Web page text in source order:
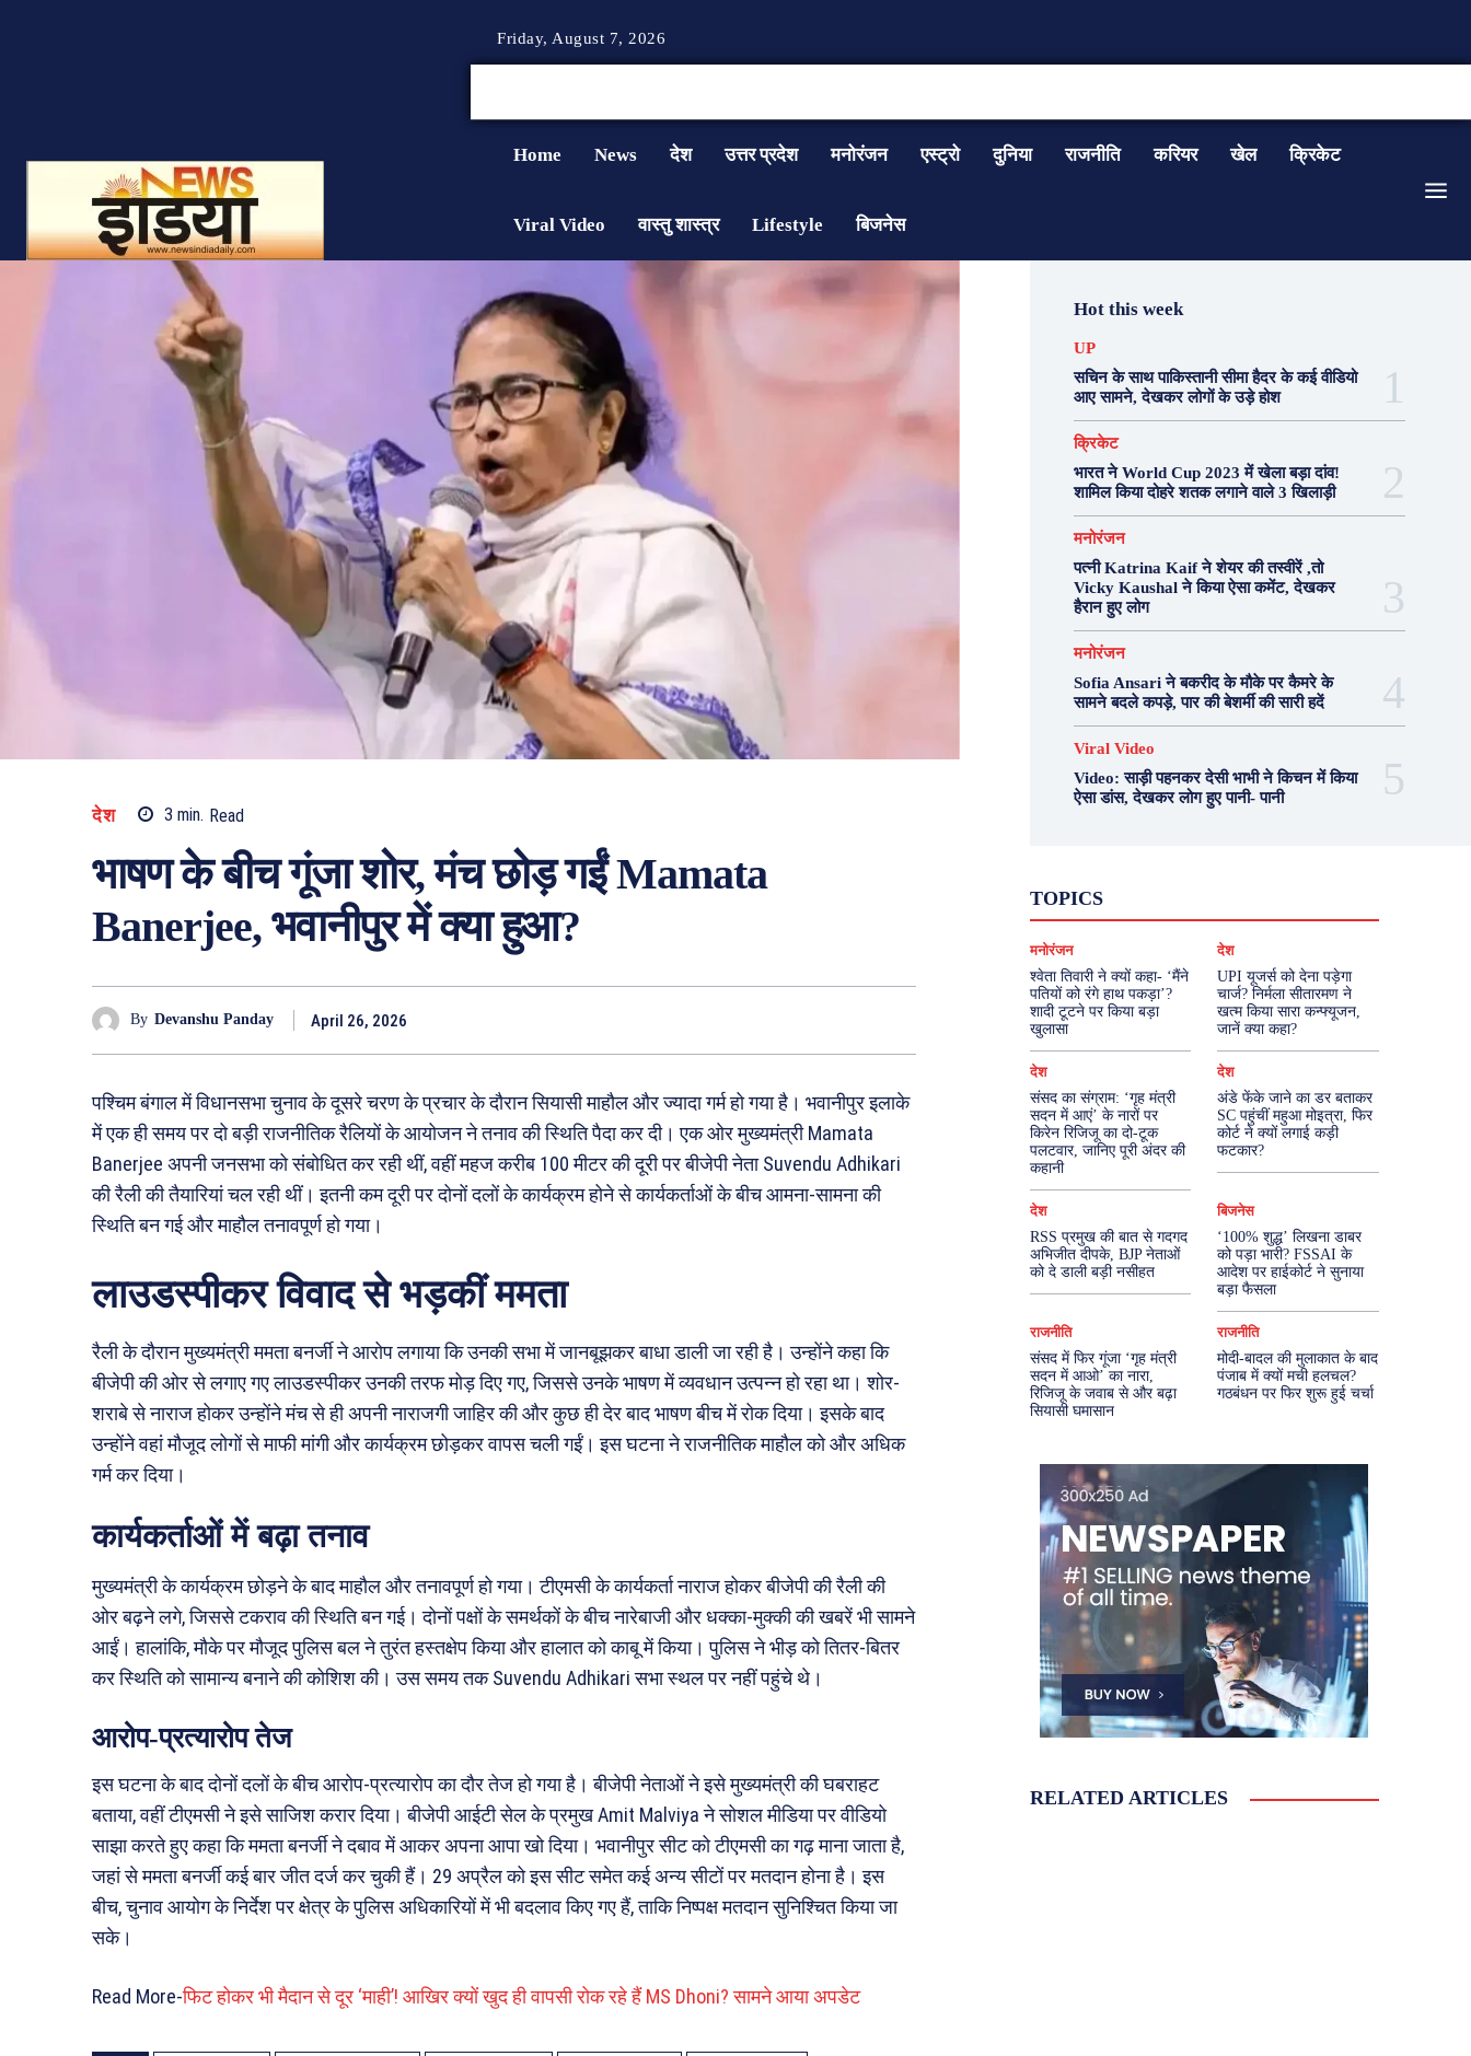
Friday, August 7, 2026
Home News देश उत्तर प्रदेश मनोरंजन एस्ट्रो दुनिया राजनीति करियर खेल क्रिकेट
Viral Video वास्तु शास्त्र Lifestyle बिजनेस
देश 3 min. Read
भाषण के बीच गूंजा शोर, मंच छोड़ गईं Mamata
Banerjee, भवानीपुर में क्या हुआ?
By Devanshu Panday April 26, 2026
पश्चिम बंगाल में विधानसभा चुनाव के दूसरे चरण के प्रचार के दौरान सियासी माहौल और ज्यादा गर्म हो गया है। भवानीपुर इलाके
में एक ही समय पर दो बड़ी राजनीतिक रैलियों के आयोजन ने तनाव की स्थिति पैदा कर दी। एक ओर मुख्यमंत्री Mamata
Banerjee अपनी जनसभा को संबोधित कर रही थीं, वहीं महज करीब 100 मीटर की दूरी पर बीजेपी नेता Suvendu Adhikari
की रैली की तैयारियां चल रही थीं। इतनी कम दूरी पर दोनों दलों के कार्यक्रम होने से कार्यकर्ताओं के बीच आमना-सामना की
स्थिति बन गई और माहौल तनावपूर्ण हो गया।
लाउडस्पीकर विवाद से भड़कीं ममता
रैली के दौरान मुख्यमंत्री ममता बनर्जी ने आरोप लगाया कि उनकी सभा में जानबूझकर बाधा डाली जा रही है। उन्होंने कहा कि
बीजेपी की ओर से लगाए गए लाउडस्पीकर उनकी तरफ मोड़ दिए गए, जिससे उनके भाषण में व्यवधान उत्पन्न हो रहा था। शोर-
शराबे से नाराज होकर उन्होंने मंच से ही अपनी नाराजगी जाहिर की और कुछ ही देर बाद भाषण बीच में रोक दिया। इसके बाद
उन्होंने वहां मौजूद लोगों से माफी मांगी और कार्यक्रम छोड़कर वापस चली गईं। इस घटना ने राजनीतिक माहौल को और अधिक
गर्म कर दिया।
कार्यकर्ताओं में बढ़ा तनाव
मुख्यमंत्री के कार्यक्रम छोड़ने के बाद माहौल और तनावपूर्ण हो गया। टीएमसी के कार्यकर्ता नाराज होकर बीजेपी की रैली की
ओर बढ़ने लगे, जिससे टकराव की स्थिति बन गई। दोनों पक्षों के समर्थकों के बीच नारेबाजी और धक्का-मुक्की की खबरें भी सामने
आईं। हालांकि, मौके पर मौजूद पुलिस बल ने तुरंत हस्तक्षेप किया और हालात को काबू में किया। पुलिस ने भीड़ को तितर-बितर
कर स्थिति को सामान्य बनाने की कोशिश की। उस समय तक Suvendu Adhikari सभा स्थल पर नहीं पहुंचे थे।
आरोप-प्रत्यारोप तेज
इस घटना के बाद दोनों दलों के बीच आरोप-प्रत्यारोप का दौर तेज हो गया है। बीजेपी नेताओं ने इसे मुख्यमंत्री की घबराहट
बताया, वहीं टीएमसी ने इसे साजिश करार दिया। बीजेपी आईटी सेल के प्रमुख Amit Malviya ने सोशल मीडिया पर वीडियो
साझा करते हुए कहा कि ममता बनर्जी ने दबाव में आकर अपना आपा खो दिया। भवानीपुर सीट को टीएमसी का गढ़ माना जाता है,
जहां से ममता बनर्जी कई बार जीत दर्ज कर चुकी हैं। 29 अप्रैल को इस सीट समेत कई अन्य सीटों पर मतदान होना है। इस
बीच, चुनाव आयोग के निर्देश पर क्षेत्र के पुलिस अधिकारियों में भी बदलाव किए गए हैं, ताकि निष्पक्ष मतदान सुनिश्चित किया जा
सके।
Read More-फिट होकर भी मैदान से दूर ‘माही’! आखिर क्यों खुद ही वापसी रोक रहे हैं MS Dhoni? सामने आया अपडेट
Hot this week
UP
सचिन के साथ पाकिस्तानी सीमा हैदर के कई वीडियो
आए सामने, देखकर लोगों के उड़े होश
क्रिकेट
भारत ने World Cup 2023 में खेला बड़ा दांव!
शामिल किया दोहरे शतक लगाने वाले 3 खिलाड़ी
मनोरंजन
पत्नी Katrina Kaif ने शेयर की तस्वीरें ,तो
Vicky Kaushal ने किया ऐसा कमेंट, देखकर
हैरान हुए लोग
मनोरंजन
Sofia Ansari ने बकरीद के मौके पर कैमरे के
सामने बदले कपड़े, पार की बेशर्मी की सारी हदें
Viral Video
Video: साड़ी पहनकर देसी भाभी ने किचन में किया
ऐसा डांस, देखकर लोग हुए पानी- पानी
TOPICS
दुनिया
मनोरंजन
राजनीति वास्तु शास्त्र
More
मनोरंजन
श्वेता तिवारी ने क्यों कहा- ‘मैंने
पतियों को रंगे हाथ पकड़ा’?
शादी टूटने पर किया बड़ा
खुलासा
देश
UPI यूजर्स को देना पड़ेगा
चार्ज? निर्मला सीतारमण ने
खत्म किया सारा कन्फ्यूजन,
जानें क्या कहा?
देश
संसद का संग्राम: ‘गृह मंत्री
सदन में आएं’ के नारों पर
किरेन रिजिजू का दो-टूक
पलटवार, जानिए पूरी अंदर की
कहानी
देश
अंडे फेंके जाने का डर बताकर
SC पहुंचीं महुआ मोइत्रा, फिर
कोर्ट ने क्यों लगाई कड़ी
फटकार?
देश
RSS प्रमुख की बात से गदगद
अभिजीत दीपके, BJP नेताओं
को दे डाली बड़ी नसीहत
बिजनेस
‘100% शुद्ध’ लिखना डाबर
को पड़ा भारी? FSSAI के
आदेश पर हाईकोर्ट ने सुनाया
बड़ा फैसला
राजनीति
संसद में फिर गूंजा ‘गृह मंत्री
सदन में आओ’ का नारा,
रिजिजू के जवाब से और बढ़ा
सियासी घमासान
राजनीति
मोदी-बादल की मुलाकात के बाद
पंजाब में क्यों मची हलचल?
गठबंधन पर फिर शुरू हुई चर्चा
RELATED ARTICLES